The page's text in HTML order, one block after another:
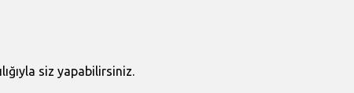
siz yapabilirsiniz.